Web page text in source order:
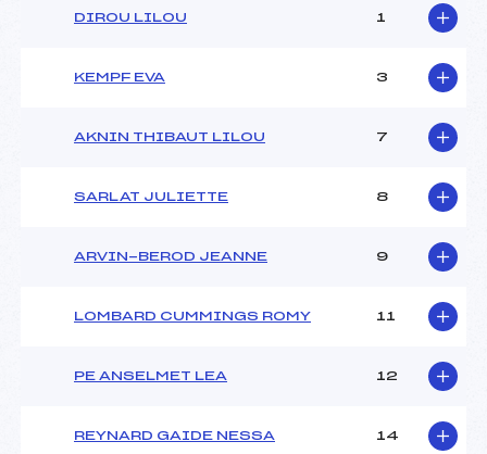
DIROU LILOU 1
KEMPF EVA 3
AKNIN THIBAUT LILOU 7
SARLAT JULIETTE 8
ARVIN-BEROD JEANNE 9
LOMBARD CUMMINGS ROMY 11
PE ANSELMET LEA 12
REYNARD GAIDE NESSA 14